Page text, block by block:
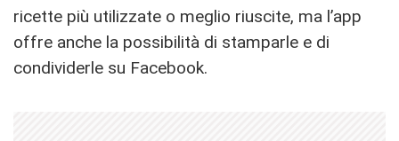
ricette più utilizzate o meglio riuscite, ma l’app
offre anche la possibilità di stamparle e di
condividerle su Facebook.